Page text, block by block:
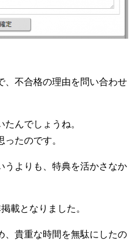
、不合格の理由を問い合わせ
んでしょうね。
たのです。
うよりも、特典を活かさなか
載となりました。
、貴重な時間を無駄にしたの